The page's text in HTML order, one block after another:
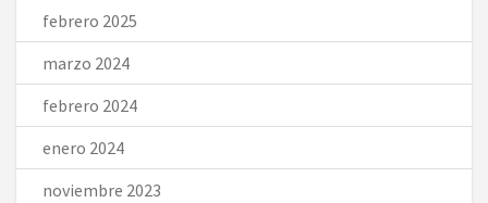
febrero 2025
marzo 2024
febrero 2024
enero 2024
noviembre 2023